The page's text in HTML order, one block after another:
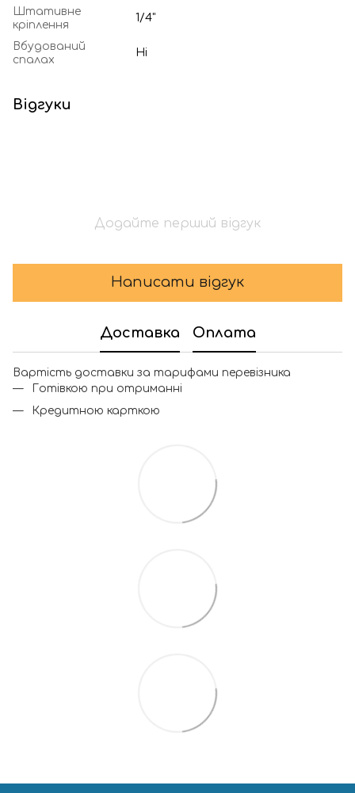
Штативне
кріплення
1/4"
Вбудований
спалах
Ні
Відгуки
Додайте перший відгук
Написати відгук
Доставка Оплата
Вартість доставки за тарифами перевізника
Готівкою при отриманні
Кредитною карткою